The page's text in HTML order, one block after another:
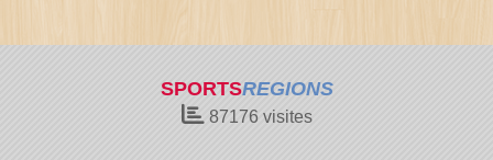
SPORTSREGIONS
87176visites